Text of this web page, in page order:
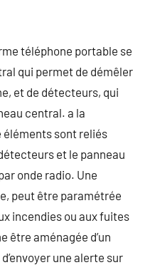
téléphone portable se
qui permet de démêler
et de détecteurs, qui
central. a la
éléments sont reliés
et le panneau
onde radio. Une
peut être paramétrée
incendies ou aux fuites
être aménagée d’un
une alerte sur